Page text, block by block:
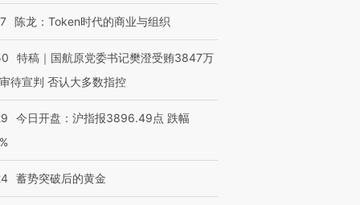
陈龙：Token时代的商业与组织
特稿｜国航原党委书记樊澄受贿3847万
待宣判 否认大多数指控
今日开盘：沪指报3896.49点 跌幅
蓄势突破后的黄金